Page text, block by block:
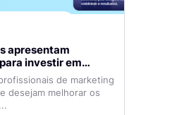
apresentam
investir em
com mais eficiência
de marketing
desejam melhorar os